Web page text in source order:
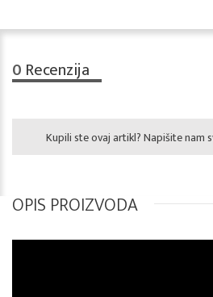
0 Recenzija
Kupili ste ovaj artikl? Napišite nam
OPIS PROIZVODA